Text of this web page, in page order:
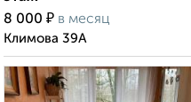
8 000 ₽ в месяц
Климова 39А